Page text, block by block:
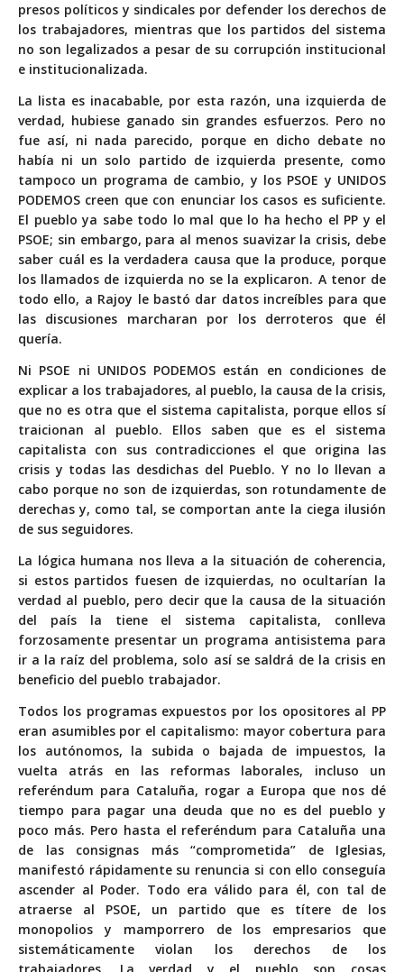
presos políticos y sindicales por defender los derechos de
los trabajadores, mientras que los partidos del sistema
no son legalizados a pesar de su corrupción institucional
e institucionalizada.
La lista es inacabable, por esta razón, una izquierda de
verdad, hubiese ganado sin grandes esfuerzos. Pero no
fue así, ni nada parecido, porque en dicho debate no
había ni un solo partido de izquierda presente, como
tampoco un programa de cambio, y los PSOE y UNIDOS
PODEMOS creen que con enunciar los casos es suficiente.
El pueblo ya sabe todo lo mal que lo ha hecho el PP y el
PSOE; sin embargo, para al menos suavizar la crisis, debe
saber cuál es la verdadera causa que la produce, porque
los llamados de izquierda no se la explicaron. A tenor de
todo ello, a Rajoy le bastó dar datos increíbles para que
las discusiones marcharan por los derroteros que él
quería.
Ni PSOE ni UNIDOS PODEMOS están en condiciones de
explicar a los trabajadores, al pueblo, la causa de la crisis,
que no es otra que el sistema capitalista, porque ellos sí
traicionan al pueblo. Ellos saben que es el sistema
capitalista con sus contradicciones el que origina las
crisis y todas las desdichas del Pueblo. Y no lo llevan a
cabo porque no son de izquierdas, son rotundamente de
derechas y, como tal, se comportan ante la ciega ilusión
de sus seguidores.
La lógica humana nos lleva a la situación de coherencia,
si estos partidos fuesen de izquierdas, no ocultarían la
verdad al pueblo, pero decir que la causa de la situación
del país la tiene el sistema capitalista, conlleva
forzosamente presentar un programa antisistema para
ir a la raíz del problema, solo así se saldrá de la crisis en
beneficio del pueblo trabajador.
Todos los programas expuestos por los opositores al PP
eran asumibles por el capitalismo: mayor cobertura para
los autónomos, la subida o bajada de impuestos, la
vuelta atrás en las reformas laborales, incluso un
referéndum para Cataluña, rogar a Europa que nos dé
tiempo para pagar una deuda que no es del pueblo y
poco más. Pero hasta el referéndum para Cataluña una
de las consignas más “comprometida” de Iglesias,
manifestó rápidamente su renuncia si con ello conseguía
ascender al Poder. Todo era válido para él, con tal de
atraerse al PSOE, un partido que es títere de los
monopolios y mamporrero de los empresarios que
sistemáticamente violan los derechos de los